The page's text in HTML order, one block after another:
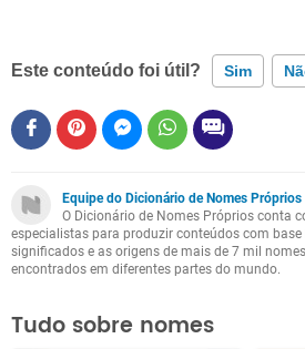
Este conteúdo foi útil? Sim
Este conteúdo contém informação
Outro
Equipe do Dicionário de Nomes Próprios
O Dicionário de Nomes Próprios conta
especialistas para produzir conteúdos com
significados e as origens de mais de 7 mil
encontrados em diferentes partes do mundo.
Tudo sobre nomes